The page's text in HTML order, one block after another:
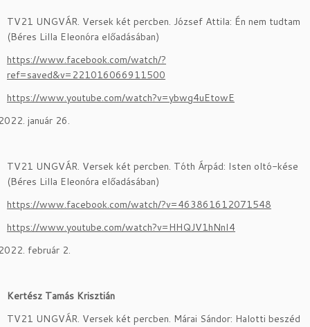
TV21 UNGVÁR. Versek két percben. József Attila: Én nem tudtam
(Béres Lilla Eleonóra előadásában)
https://www.facebook.com/watch/?
ref=saved&v=221016066911500
https://www.youtube.com/watch?v=ybwg4uEtowE
január 26.
TV21 UNGVÁR. Versek két percben. Tóth Árpád: Isten oltó-kése
(Béres Lilla Eleonóra előadásában)
https://www.facebook.com/watch/?v=463861612071548
https://www.youtube.com/watch?v=HHQJV1hNnI4
február 2.
Kertész Tamás Krisztián
TV21 UNGVÁR. Versek két percben. Márai Sándor: Halotti beszéd